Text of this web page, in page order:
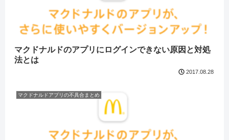
マクドナルドのアプリにログインできない原因と対処
法とは
2017.08.28
マクドナルドアプリの不具合まとめ